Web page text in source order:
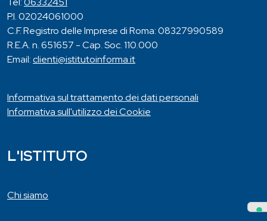
P.I. 02024061000
C.F. Registro delle Imprese di Roma: 08327990589
R.E.A. n. 651657 - Cap. Soc. 110.000
Email:clienti@istitutoinforma.it
Informativa sul trattamento dei dati personali
Informativa sull'utilizzo dei Cookie
L'ISTITUTO
Chi siamo